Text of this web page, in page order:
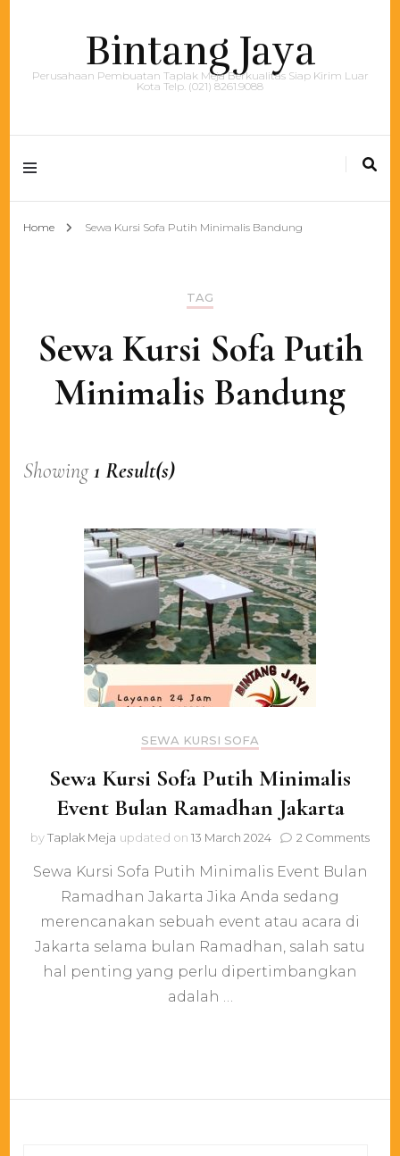
Bintang Jaya
Perusahaan Pembuatan Taplak Meja Berkualitas Siap Kirim Luar
Kota Telp. (021) 8261.9088
Home Sewa Kursi Sofa Putih Minimalis Bandung
TAG
Sewa Kursi Sofa Putih
Minimalis Bandung
Showing1 Result(s)
SEWA KURSI SOFA
Sewa Kursi Sofa Putih Minimalis
Event Bulan Ramadhan Jakarta
byTaplak Meja updated on 13 March 2024 2 Commentson
Sewa Kursi Sofa Putih Minimalis Event Bulan
Ramadhan Jakarta Jika Anda sedang
merencanakan sebuah event atau acara di
Jakarta selama bulan Ramadhan, salah satu
hal penting yang perlu dipertimbangkan
adalah …